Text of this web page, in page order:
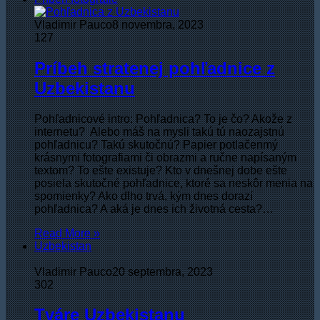
Vladimir Pauco8 novembra, 2023
127
Príbeh stratenej pohľadnice z
Uzbekistanu
Pohľadnicové intro: Pohľadnica? To je čo? Akože z
internetu? Alebo máš na mysli takú tú naozajstnú
pohľadnicu? Takú skutočnú? Papier potlačenmý
krásnymi fotografiami či obrazmi a ručne napísaným
textom? To ešte existuje? Kto v dnešnej dobe ešte
posiela skutočné pohľadnice, ktoré sa neskôr menia na
spomienky? Ako dlho trvá, kým dnes dorazí
pohľadnica? A aká je dnes ich životná cesta?…
Read More »
Uzbekistan
Vladimir Pauco20 septembra, 2023
302
Tváre Uzbekistanu